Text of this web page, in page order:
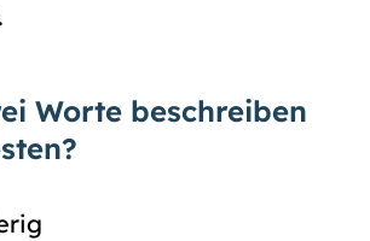
Worte beschreiben